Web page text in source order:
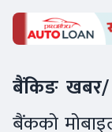
बैंकिङ खबर/
बैंकको